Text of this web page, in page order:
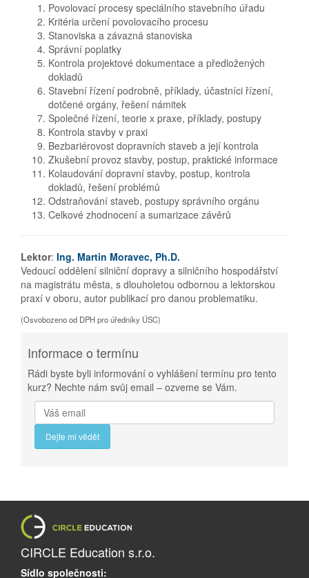
Povolovací procesy speciálního stavebního úřadu
Kritéria určení povolovacího procesu
Stanoviska a závazná stanoviska
Správní poplatky
Kontrola projektové dokumentace a předložených
dokladů
Stavební řízení podrobně, příklady, účastníci řízení,
dotčené orgány, řešení námitek
Společné řízení, teorie x praxe, příklady, postupy
Kontrola stavby v praxi
Bezbariérovost dopravních staveb a její kontrola
Zkušební provoz stavby, postup, praktické informace
Kolaudování dopravní stavby, postup, kontrola
dokladů, řešení problémů
Odstraňování staveb, postupy správního orgánu
Celkové zhodnocení a sumarizace závěrů
Lektor: Ing. Martin Moravec, Ph.D.
Vedoucí oddělení silniční dopravy a silničního hospodářství
na magistrátu města, s dlouholetou odbornou a lektorskou
praxí v oboru, autor publikací pro danou problematiku.
(Osvobozeno od DPH pro úředníky ÚSC)
Informace o termínu
Rádi byste byli informování o vyhlášení termínu pro tento
kurz? Nechte nám svůj email – ozveme se Vám.
Dejte mi vědět
CIRCLE Education s.r.o.
Sídlo společnosti: